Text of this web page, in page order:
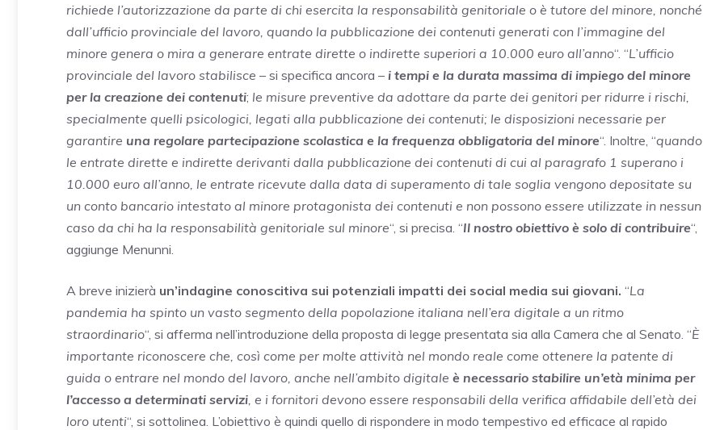
richiede l’autorizzazione da parte di chi esercita la responsabilità genitoriale o è tutore del minore, nonché
dall’ufficio provinciale del lavoro, quando la pubblicazione dei contenuti generati con l’immagine del
minore genera o mira a generare entrate dirette o indirette superiori a 10.000 euro all’anno“. “L’ufficio
provinciale del lavoro stabilisce – si specifica ancora – i tempi e la durata massima di impiego del minore
per la creazione dei contenuti; le misure preventive da adottare da parte dei genitori per ridurre i rischi,
specialmente quelli psicologici, legati alla pubblicazione dei contenuti; le disposizioni necessarie per
garantire una regolare partecipazione scolastica e la frequenza obbligatoria del minore“. Inoltre, “quando
le entrate dirette e indirette derivanti dalla pubblicazione dei contenuti di cui al paragrafo 1 superano i
10.000 euro all’anno, le entrate ricevute dalla data di superamento di tale soglia vengono depositate su
un conto bancario intestato al minore protagonista dei contenuti e non possono essere utilizzate in nessun
caso da chi ha la responsabilità genitoriale sul minore“, si precisa. “Il nostro obiettivo è solo di contribuire“,
aggiunge Menunni.
A breve inizierà un’indagine conoscitiva sui potenziali impatti dei social media sui giovani. “La
pandemia ha spinto un vasto segmento della popolazione italiana nell’era digitale a un ritmo
straordinario“, si afferma nell’introduzione della proposta di legge presentata sia alla Camera che al Senato. “È
importante riconoscere che, così come per molte attività nel mondo reale come ottenere la patente di
guida o entrare nel mondo del lavoro, anche nell’ambito digitale è necessario stabilire un’età minima per
l’accesso a determinati servizi , e i fornitori devono essere responsabili della verifica affidabile dell’età dei
loro utenti“, si sottolinea. L’obiettivo è quindi quello di rispondere in modo tempestivo ed efficace al rapido